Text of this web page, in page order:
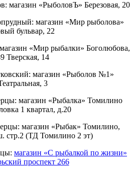
магазин «РыболовЪ» Березовая, 20
магазин «Мир рыболова»
бульвар, 22
«Мир рыбалки» Боголюбова,
Тверская, 14
магазин «Рыболов №1»
3
магазин «Рыбалка» Томилино
1 квартал, д.20
магазин «Рыбак» Томилино,
стр.2 (ТД Томилино 2 эт)
магазин «С рыбалкой по жизни»
проспект 266